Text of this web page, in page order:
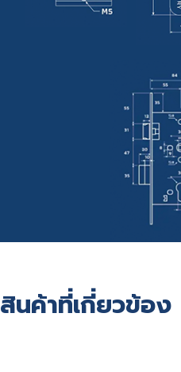
สินค้าที่เกี่ยวข้อง